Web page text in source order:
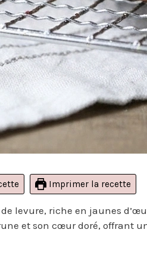
Imprimer la recette
levure, riche en jaunes
et son cœur doré, offrant